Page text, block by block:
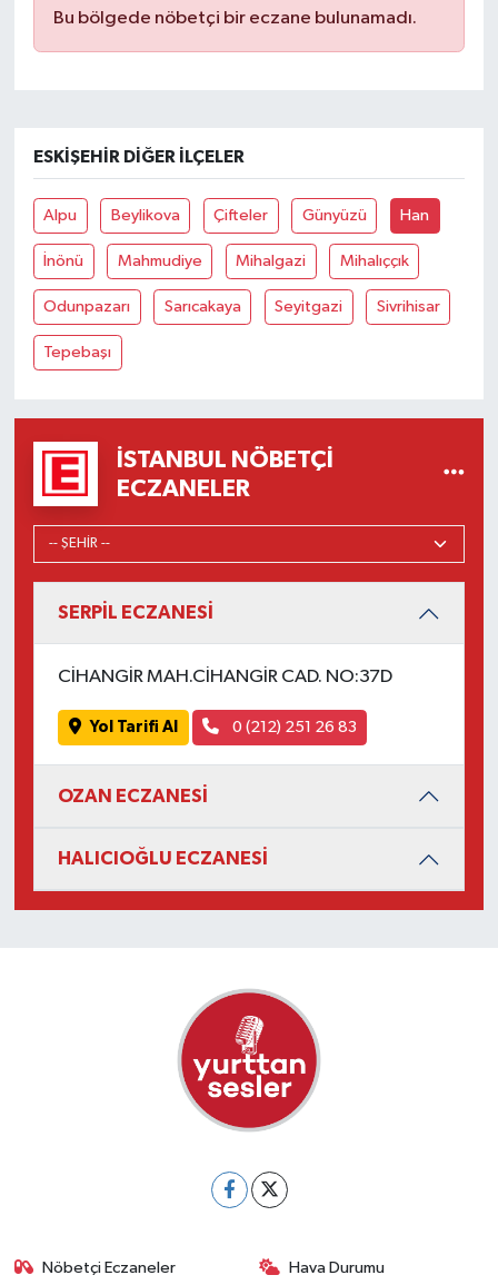
Bu bölgede nöbetçi bir eczane bulunamadı.
ESKIŞEHIR DIĞER İLÇELER
Alpu Beylikova Çifteler Günyüzü Han
İnönü Mahmudiye Mihalgazi Mihalıççık
Odunpazarı Sarıcakaya Seyitgazi Sivrihisar
Tepebaşı
İSTANBUL NÖBETÇI
ECZANELER
SERPİL ECZANESİ
CİHANGİR MAH.CİHANGİR CAD. NO:37D
Yol Tarifi Al 0 (212) 251 26 83
OZAN ECZANESİ
HALICIOĞLU ECZANESİ
Nöbetçi Eczaneler Hava Durumu